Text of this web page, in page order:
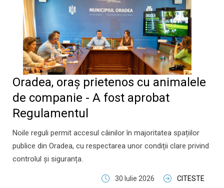
Oradea, oraș prietenos cu animalele
de companie - A fost aprobat
Regulamentul
Noile reguli permit accesul câinilor în majoritatea spațiilor
publice din Oradea, cu respectarea unor condiții clare privind
controlul și siguranța.
30 Iulie 2026 CITESTE